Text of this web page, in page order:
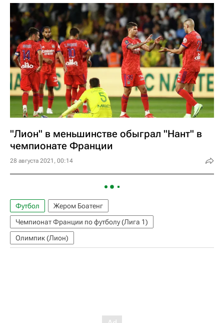
"Лион" в меньшинстве обыграл "Нант" в
чемпионате Франции
28 августа 2021, 00:14
Футбол
Жером Боатенг
Чемпионат Франции по футболу (Лига 1)
Олимпик (Лион)